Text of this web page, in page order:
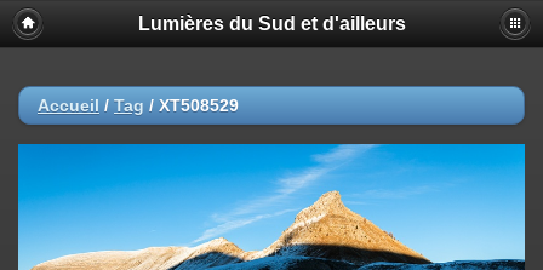
Lumières du Sud et d'ailleurs
Accueil / Tag / XT508529